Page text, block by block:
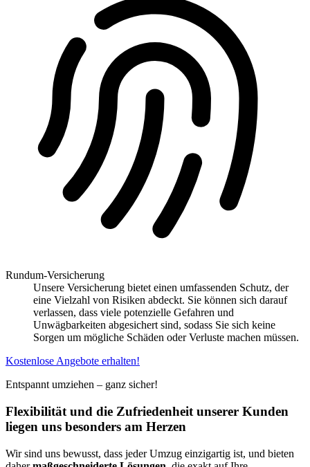
Rundum-Versicherung
Unsere Versicherung bietet einen umfassenden Schutz, der
eine Vielzahl von Risiken abdeckt. Sie können sich darauf
verlassen, dass viele potenzielle Gefahren und
Unwägbarkeiten abgesichert sind, sodass Sie sich keine
Sorgen um mögliche Schäden oder Verluste machen müssen.
Kostenlose Angebote erhalten!
Entspannt umziehen – ganz sicher!
Flexibilität und die Zufriedenheit unserer Kunden
liegen uns besonders am Herzen
Wir sind uns bewusst, dass jeder Umzug einzigartig ist, und bieten